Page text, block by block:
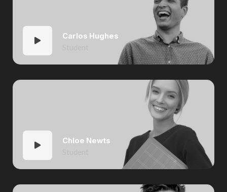
Carlos Hughes
Chloe Newts